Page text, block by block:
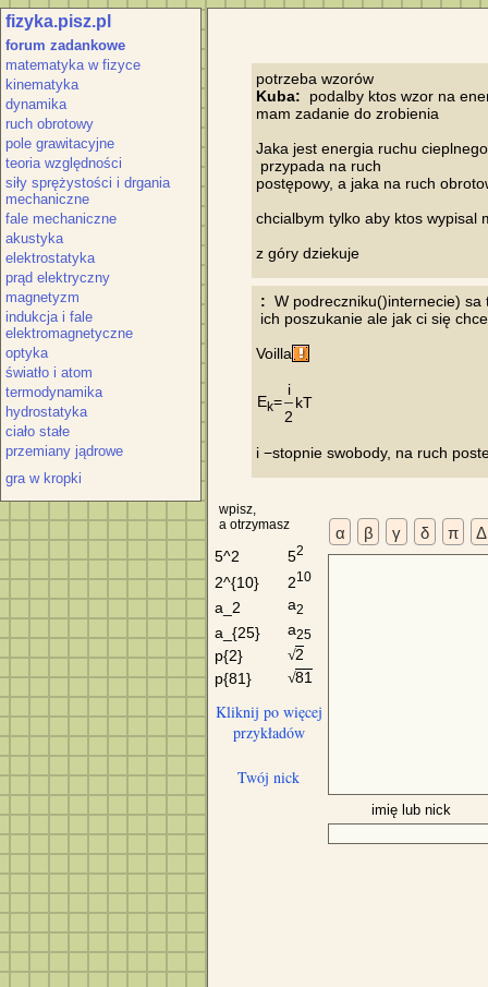
fizyka.pisz.pl
forum zadankowe
matematyka w fizyce
kinematyka
dynamika
ruch obrotowy
pole grawitacyjne
teoria względności
siły sprężystości i drgania
mechaniczne
fale mechaniczne
akustyka
elektrostatyka
prąd elektryczny
magnetyzm
indukcja i fale
elektromagnetyczne
optyka
światło i atom
termodynamika
hydrostatyka
ciało stałe
przemiany jądrowe
gra w kropki
Kuba:
podalby ktos wzor na
mam zadanie do zrobienia
Jaka jest energia ruchu
przypada na ruch
postępowy, a jaka na ruch
chcialbym tylko aby ktos wypisal
:
W podreczniku()internecie) sa
ich poszukanie ale jak ci się
Voilla
i
Ek=
kT
2
α β γ δ π Δ
imię lub nick
wpisz,
a otrzymasz
5^2 52
2^{10} 210
a_2 a2
a_{25} a25
p{2} √2
p{81}
√81
Kliknij po więcej
przykładów
Twój nick